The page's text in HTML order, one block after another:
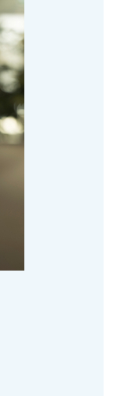
2023 is
van
op het
binnen
graad in
en